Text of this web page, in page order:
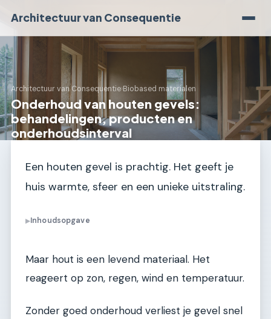
Architectuur van Consequentie
Architectuur van Consequentie›Biobased materialen
Onderhoud van houten gevels:
behandelingen, producten en
onderhoudsinterval
Een houten gevel is prachtig. Het geeft je
huis warmte, sfeer en een unieke uitstraling.
▶Inhoudsopgave
Maar hout is een levend materiaal. Het
reageert op zon, regen, wind en temperatuur.
Zonder goed onderhoud verliest je gevel snel